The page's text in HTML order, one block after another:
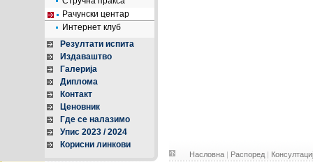
Рачунски центар
Интернет клуб
Резултати испита
Издаваштво
Галерија
Диплома
Контакт
Ценовник
Где се налазимо
Упис 2023 / 2024
Корисни линкови
Насловна| Распоред|